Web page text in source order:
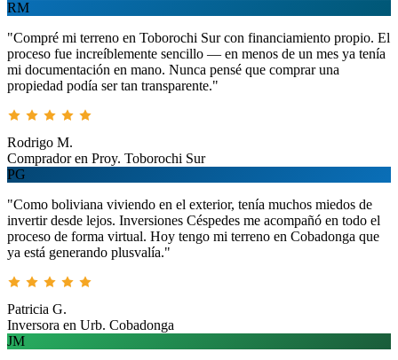
RM
"Compré mi terreno en Toborochi Sur con financiamiento propio. El
proceso fue increíblemente sencillo — en menos de un mes ya tenía
mi documentación en mano. Nunca pensé que comprar una
propiedad podía ser tan transparente."
Rodrigo M.
Comprador en Proy. Toborochi Sur
PG
"Como boliviana viviendo en el exterior, tenía muchos miedos de
invertir desde lejos. Inversiones Céspedes me acompañó en todo el
proceso de forma virtual. Hoy tengo mi terreno en Cobadonga que
ya está generando plusvalía."
Patricia G.
Inversora en Urb. Cobadonga
JM